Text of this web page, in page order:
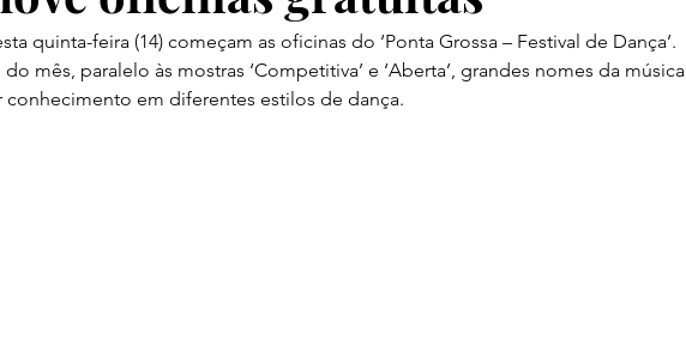
quinta-feira (14) começam as oficinas do ‘Ponta Grossa – Festival de Dança’.
mês, paralelo às mostras ‘Competitiva’ e ‘Aberta’, grandes nomes da música
conhecimento em diferentes estilos de dança.